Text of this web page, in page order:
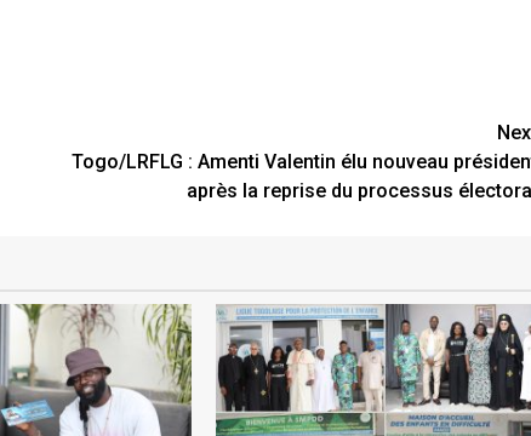
Togo/LRFLG : Amenti Valentin élu nouveau
après la reprise du processus